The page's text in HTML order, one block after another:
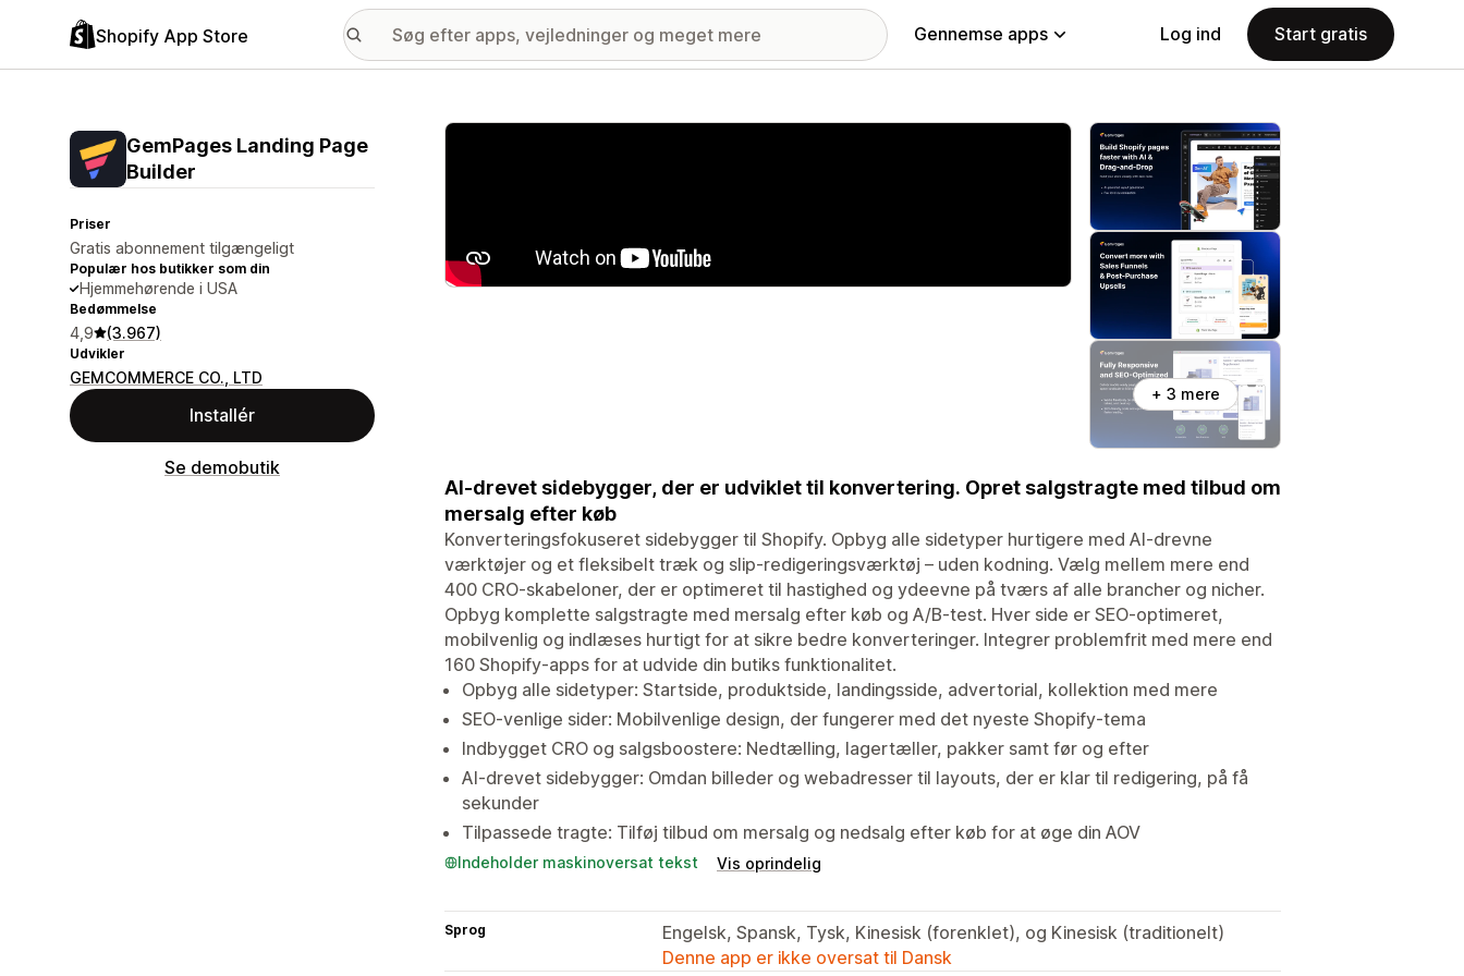
Shopify App Store Gennemse apps Log ind Start gratis
GemPages Landing Page
Builder
Priser
Gratis abonnement tilgængeligt
Populær hos butikker som din
Hjemmehørende i USA
Bedømmelse
4,9 (3.967)
Udvikler
GEMCOMMERCE CO., LTD
Installér
Se demobutik
Galleri med udvalgte billeder
+ 3 mere
AI-drevet sidebygger, der er udviklet til konvertering. Opret salgstragte med tilbud om
mersalg efter køb
Konverteringsfokuseret sidebygger til Shopify. Opbyg alle sidetyper hurtigere med AI-drevne
værktøjer og et fleksibelt træk og slip-redigeringsværktøj – uden kodning. Vælg mellem mere end
400 CRO-skabeloner, der er optimeret til hastighed og ydeevne på tværs af alle brancher og nicher.
Opbyg komplette salgstragte med mersalg efter køb og A/B-test. Hver side er SEO-optimeret,
mobilvenlig og indlæses hurtigt for at sikre bedre konverteringer. Integrer problemfrit med mere end
160 Shopify-apps for at udvide din butiks funktionalitet.
Opbyg alle sidetyper: Startside, produktside, landingsside, advertorial, kollektion med mere
SEO-venlige sider: Mobilvenlige design, der fungerer med det nyeste Shopify-tema
Indbygget CRO og salgsboostere: Nedtælling, lagertæller, pakker samt før og efter
AI-drevet sidebygger: Omdan billeder og webadresser til layouts, der er klar til redigering, på få
sekunder
Tilpassede tragte: Tilføj tilbud om mersalg og nedsalg efter køb for at øge din AOV
Indeholder maskinoversat tekst Vis oprindelig
Sprog
Engelsk, Spansk, Tysk, Kinesisk (forenklet), og Kinesisk (traditionelt)
Denne app er ikke oversat til Dansk